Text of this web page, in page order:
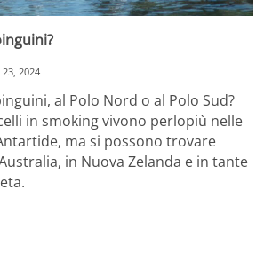
2024
al Polo Nord o al Polo Sud?
in smoking vivono perlopiù nelle
ma si possono trovare
in Nuova Zelanda e in tante